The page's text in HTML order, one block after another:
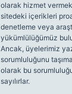
olarak hizmet
sitedeki içerikleri
denetleme veya
yükümlülüğümüz
Ancak, üyelerimiz
sorumluluğunu
olarak bu
sayılırlar.